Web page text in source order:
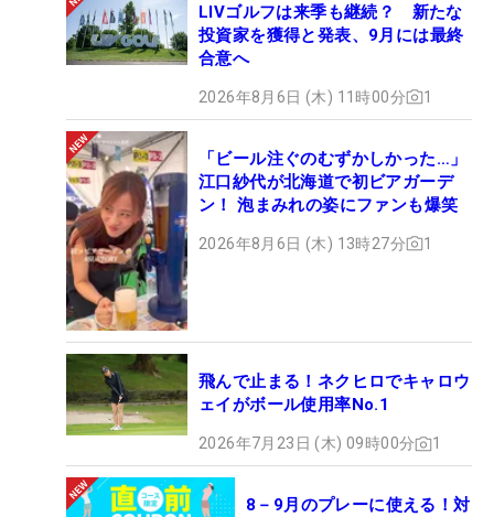
LIVゴルフは来季も継続？ 新たな
投資家を獲得と発表、9月には最終
合意へ
2026年8月6日 (木) 11時00分 1
「ビール注ぐのむずかしかった…」
江口紗代が北海道で初ビアガーデ
ン！ 泡まみれの姿にファンも爆笑
2026年8月6日 (木) 13時27分 1
飛んで止まる！ネクヒロでキャロウ
ェイがボール使用率No.1
2026年7月23日 (木) 09時00分 1
8－9月のプレーに使える！対